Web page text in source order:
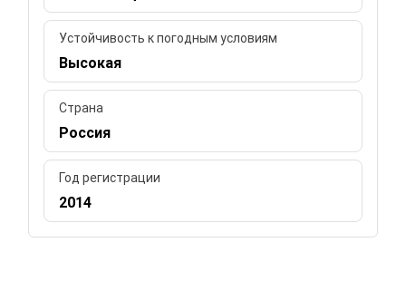
Устойчивость к погодным условиям
Высокая
Страна
Россия
Год регистрации
2014